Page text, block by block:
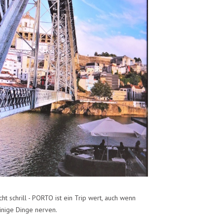
schrill - PORTO ist ein Trip wert, auch wenn
Dinge nerven.